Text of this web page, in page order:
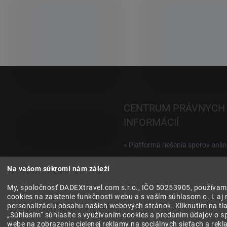
Na vašom súkromí nám záleží
My, spoločnosť DADEXtravel.com s.r.o., IČO 50253905,
cookies na zaistenie funkčnosti webu a s vaším súhlasom o. i. aj
personalizáciu obsahu našich webových stránok. Kliknutím na
„Súhlasím“ súhlasíte s využívaním cookies a predaním údajov o
webe na zobrazenie cielenej reklamy na sociálnych sieťach a
CENTRUM PRÁVNYCH
INFORMÁCIÍ
» Platforma riešenia sporov
» Všeobecné obchodné
» Zásady ochrany osobných